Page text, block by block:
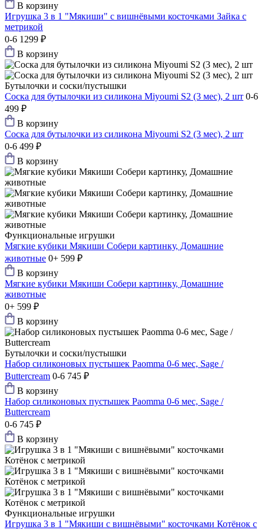
В корзину
Игрушка 3 в 1 "Мякиши" с вишнёвыми косточками Зайка с
метрикой
0-6 1299 ₽
В корзину
Бутылочки и соски/пустышки
Соска для бутылочки из силикона Мiyoumi S2 (3 мес), 2 шт 0-6
499 ₽
В корзину
Соска для бутылочки из силикона Мiyoumi S2 (3 мес), 2 шт
0-6 499 ₽
В корзину
Функциональные игрушки
Мягкие кубики Мякиши Собери картинку, Домашние
животные 0+ 599 ₽
В корзину
Мягкие кубики Мякиши Собери картинку, Домашние
животные
0+ 599 ₽
В корзину
Бутылочки и соски/пустышки
Набор силиконовых пустышек Paomma 0-6 мес, Sage /
Buttercream 0-6 745 ₽
В корзину
Набор силиконовых пустышек Paomma 0-6 мес, Sage /
Buttercream
0-6 745 ₽
В корзину
Функциональные игрушки
Игрушка 3 в 1 "Мякиши с вишнёвыми" косточками Котёнок с